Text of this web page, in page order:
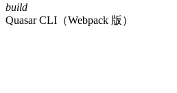
build
Quasar CLI（Webpack 版）